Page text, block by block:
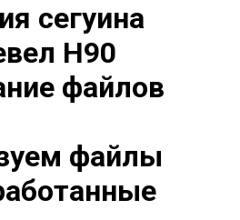
сегуина
H90
файлов
файлы